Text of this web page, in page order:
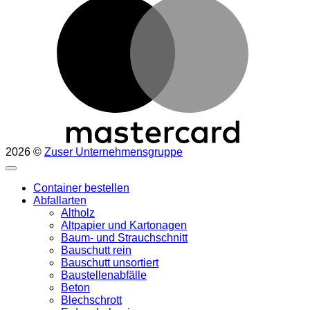
2026 © Zuser Unternehmensgruppe
Container bestellen
Abfallarten
Altholz
Altpapier und Kartonagen
Baum- und Strauchschnitt
Bauschutt rein
Bauschutt unsortiert
Baustellenabfälle
Beton
Blechschrott